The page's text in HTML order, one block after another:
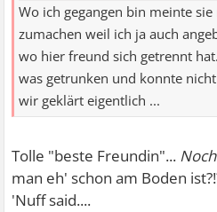
Wo ich gegangen bin meinte
zumachen weil ich ja auch
wo hier freund sich getrennt
was getrunken und konnte
wir geklärt eigentlich ...
Tolle "beste Freundin"...
man eh' schon am Boden
'Nuff said....